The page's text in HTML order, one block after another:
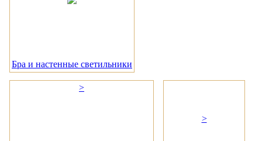
Бра и настенные светильники
>
>